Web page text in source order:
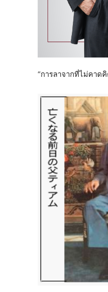
“การลาจากที่ไม่คาด